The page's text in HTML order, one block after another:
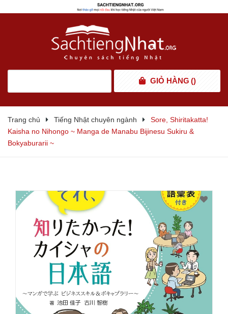
GIỎ HÀNG ()
Trang chủ Tiếng Nhật chuyên ngành
Sore, Shiritakatta!
Kaisha no Nihongo ~ Manga de Manabu Bijinesu Sukiru &
Bokyaburarii ~